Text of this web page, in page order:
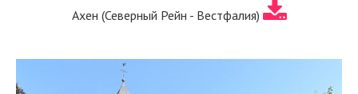
Ахен (Северный Рейн - Вестфалия)